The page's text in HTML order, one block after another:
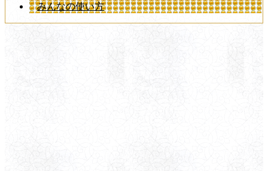
みんなの使い方